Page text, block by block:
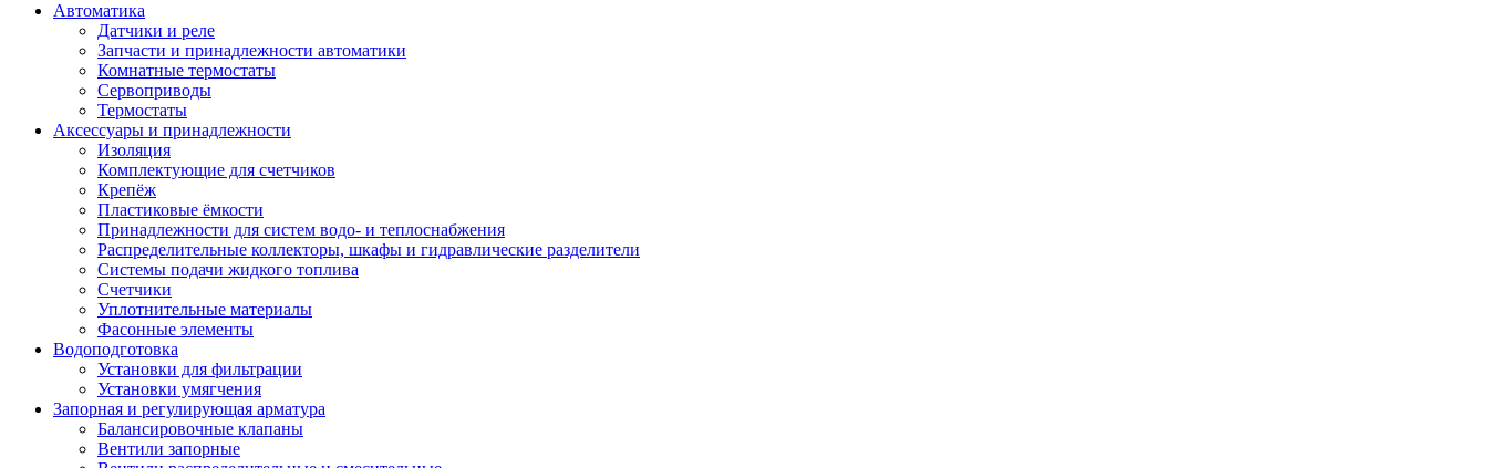
Автоматика
Датчики и реле
Запчасти и принадлежности автоматики
Комнатные термостаты
Сервоприводы
Термостаты
Аксессуары и принадлежности
Изоляция
Комплектующие для счетчиков
Крепёж
Пластиковые ёмкости
Принадлежности для систем водо- и теплоснабжения
Распределительные коллекторы, шкафы и гидравлические разделители
Системы подачи жидкого топлива
Счетчики
Уплотнительные материалы
Фасонные элементы
Водоподготовка
Установки для фильтрации
Установки умягчения
Запорная и регулирующая арматура
Балансировочные клапаны
Вентили запорные